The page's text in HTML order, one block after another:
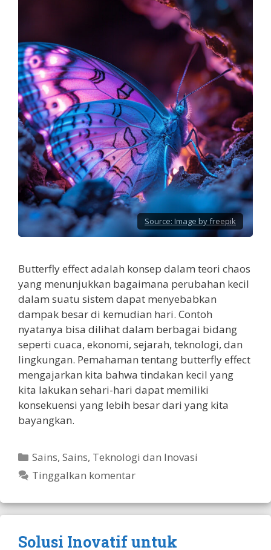
Source: Image by freepik
Butterfly effect adalah konsep dalam teori chaos
yang menunjukkan bagaimana perubahan kecil
dalam suatu sistem dapat menyebabkan
dampak besar di kemudian hari. Contoh
nyatanya bisa dilihat dalam berbagai bidang
seperti cuaca, ekonomi, sejarah, teknologi, dan
lingkungan. Pemahaman tentang butterfly effect
mengajarkan kita bahwa tindakan kecil yang
kita lakukan sehari-hari dapat memiliki
konsekuensi yang lebih besar dari yang kita
bayangkan.
Kategori
Sains,Sains, Teknologi dan Inovasi
Tinggalkan komentar
Solusi Inovatif untuk